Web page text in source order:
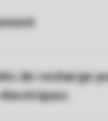
de recharge